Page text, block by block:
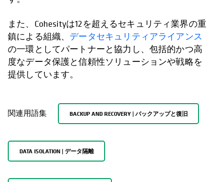
また、Cohesityは12を超えるセキュリティ業界の重
鎮による組織、 データセキュリティアライアンス
の一環としてパートナーと協力し、包括的かつ高
度なデータ保護と信頼性ソリューションや戦略を
提供しています。
関連用語集 BACKUP AND RECOVERY | バックアップと復旧
DATA ISOLATION | データ隔離